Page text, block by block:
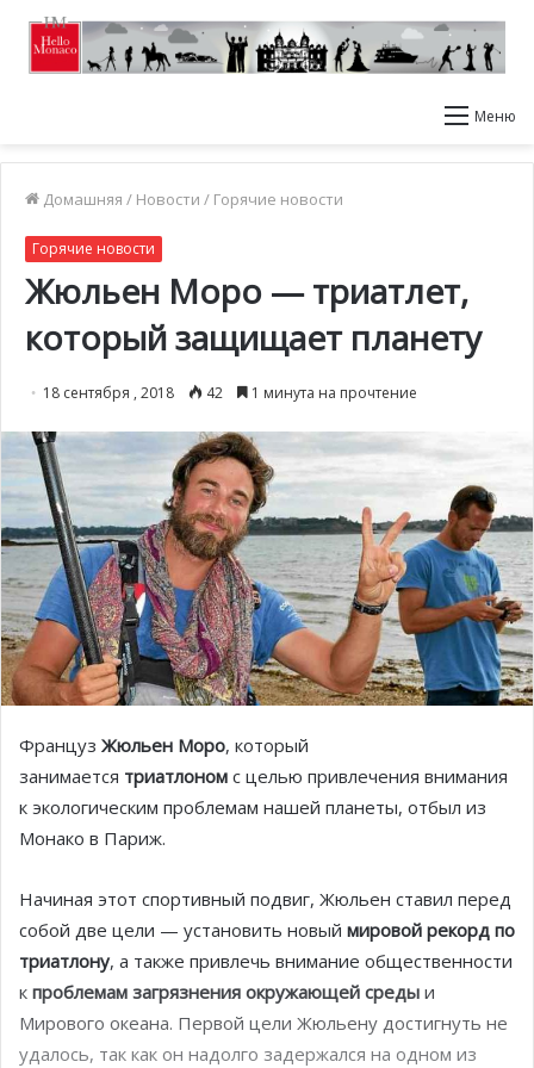
Меню
Домашняя / Новости / Горячие новости
Горячие новости
Жюльен Моро — триатлет,
который защищает планету
18 сентября , 2018 42 1 минута на прочтение
Француз Жюльен Моро, который
занимается триатлоном с целью привлечения внимания
к экологическим проблемам нашей планеты, отбыл из
Монако в Париж.
Начиная этот спортивный подвиг, Жюльен ставил перед
собой две цели — установить новый мировой рекорд по
триатлону, а также привлечь внимание общественности
к проблемам загрязнения окружающей среды и
Мирового океана. Первой цели Жюльену достигнуть не
удалось, так как он надолго задержался на одном из